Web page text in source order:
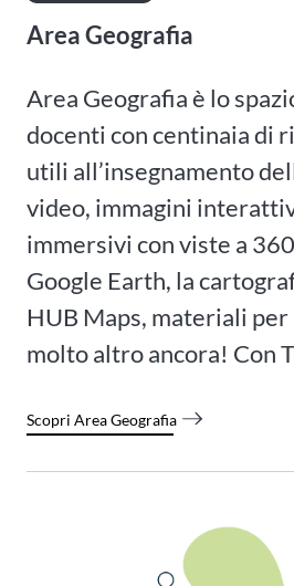
Area Geografia
Area Geografia è lo
docenti con centinaia di
utili all’insegnamento
video, immagini
immersivi con viste a
Google Earth, la
HUB Maps, materiali
molto altro ancora! Con
Scopri Area Geografia